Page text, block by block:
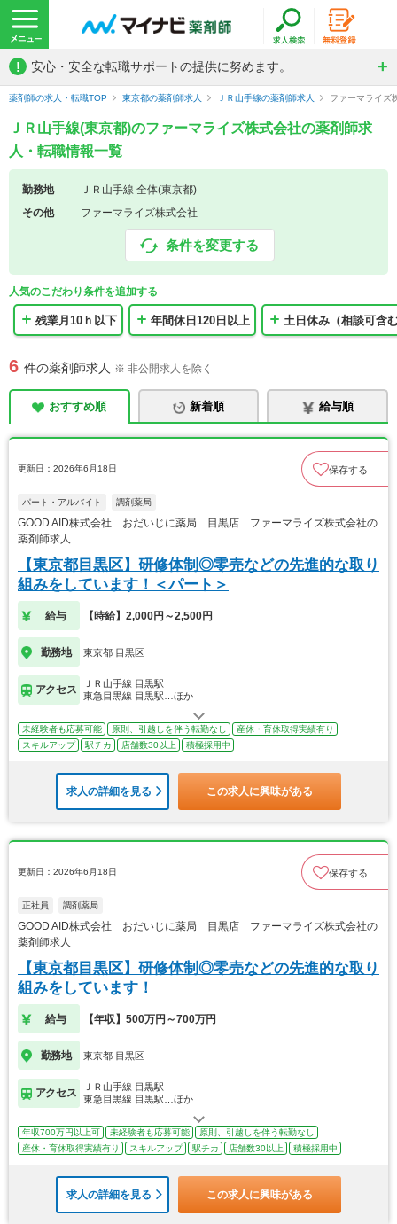
! 安心・安全な転職サポートの提供に努めます。
薬剤師の求人・転職TOP 東京都の薬剤師求人 ＪＲ山手線の薬剤師求人 ファーマライズ
ＪＲ山手線(東京都)のファーマライズ株式会社の薬剤師求
人・転職情報一覧
勤務地
ＪＲ山手線 全体(東京都)
その他
ファーマライズ株式会社
条件を変更する
人気のこだわり条件を追加する
残業月10ｈ以下 年間休日120日以上 土日休み（相談可含
6 件の薬剤師求人 ※ 非公開求人を除く
おすすめ順 新着順 給与順
更新日：2026年6月18日 保存する
パート・アルバイト 調剤薬局
GOOD AID株式会社 おだいじに薬局 目黒店 ファーマライズ株式会社の
薬剤師求人
【東京都目黒区】研修体制◎零売などの先進的な取り
組みをしています！＜パート＞
給与 【時給】2,000円～2,500円
勤務地 東京都 目黒区
アクセス
ＪＲ山手線 目黒駅
東急目黒線 目黒駅…ほか
未経験者も応募可能 原則、引越しを伴う転勤なし
産休・育休取得実績有り
スキルアップ
駅チカ 店舗数30以上 積極採用中
求人の詳細を見る この求人に興味がある
更新日：2026年6月18日 保存する
正社員 調剤薬局
GOOD AID株式会社 おだいじに薬局 目黒店 ファーマライズ株式会社の
薬剤師求人
【東京都目黒区】研修体制◎零売などの先進的な取り
組みをしています！
給与 【年収】500万円～700万円
勤務地 東京都 目黒区
アクセス
ＪＲ山手線 目黒駅
東急目黒線 目黒駅…ほか
年収700万円以上可 未経験者も応募可能
原則、引越しを伴う転勤なし
産休・育休取得実績有り
スキルアップ 駅チカ 店舗数30以上 積極採用中
求人の詳細を見る この求人に興味がある